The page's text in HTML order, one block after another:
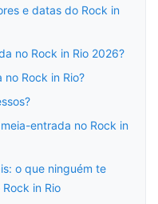
e datas do Rock in
no Rock in Rio 2026?
Rock in Rio?
entrada no Rock in
o que ninguém te
in Rio